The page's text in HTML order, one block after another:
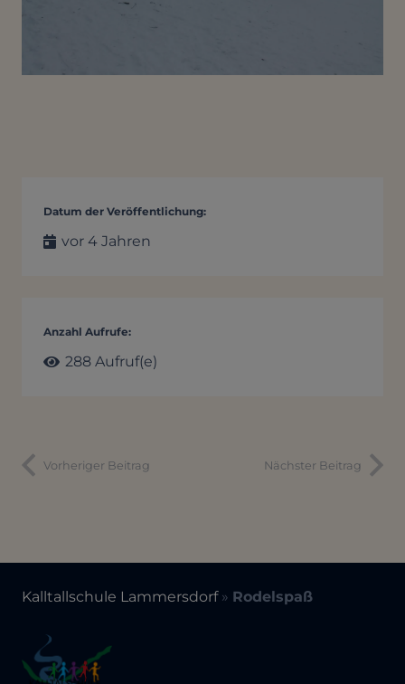
Datum der Veröffentlichung:
vor 4 Jahren
Anzahl Aufrufe:
288 Aufruf(e)
Vorheriger Beitrag Nächster Beitrag
Kalltallschule Lammersdorf» Rodelspaß